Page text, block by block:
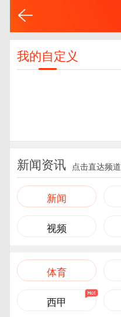
我的自定义
新闻资讯 点击直达频道
新闻
视频
体育
西甲